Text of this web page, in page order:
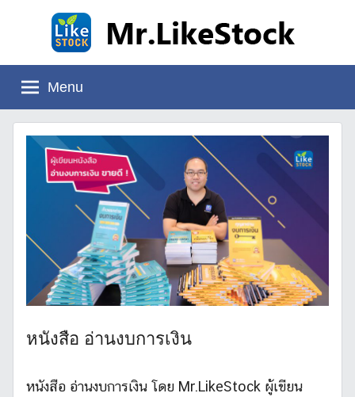
Mr.LikeStock
งบ
Menu
หนังสือ อ่านงบการเงิน
หนังสือ อ่านงบการเงิน โดย Mr.LikeStock ผู้เขียน